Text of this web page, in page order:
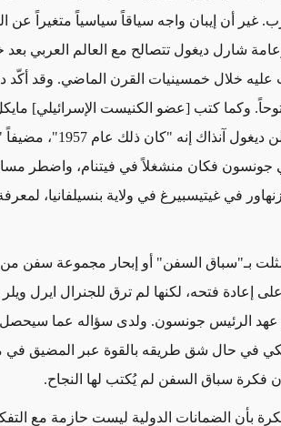
غير أن إيبان واجه سياقاً سياسياً متغيراً عن
شارل ديغول تتصالح مع العالم العربي
عليه خلال خمسينيات القرن الماضي. وقد أكّد
وكما كتب [عضو الكنيست الإسرائيلي]
كتابه "ستة أيام من الحرب"، أعلن
جونسون فكان منشغلاً في فيتنام، واضطر
في غيتيسبيرغ في ولاية بنسيلفانيا،
بـ"سباق السفن" أو إبحار مجموعة سفن
إعادة فتحه، لكنها لم ترق للجنرال ايرل
عهد الرئيس جونسون. ولدى سؤاله عما
في حال شق طريقه بالقوة عبر المضيق في
فكرة سباق السفن لم يُكتب لها النجاح.
بأن الضمانات الدولية ليست حازمة مع